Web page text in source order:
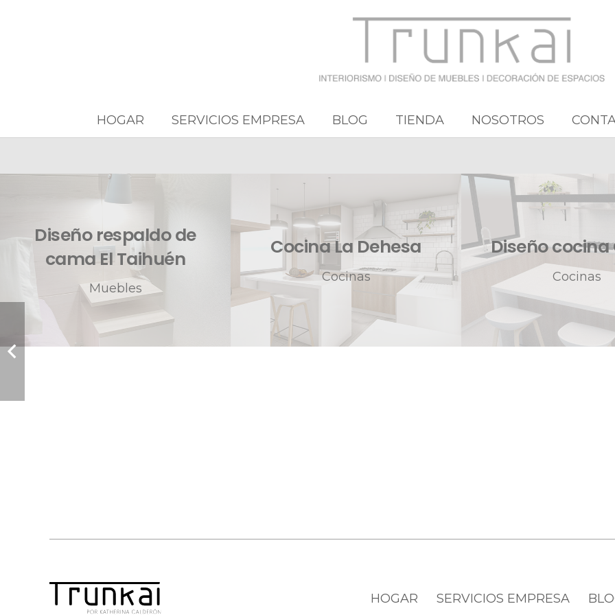
HOGAR SERVICIOS EMPRESA BLOG TIENDA NOSOTROS
Diseño respaldo de
cama El Taihuén
Muebles
Cocina La Dehesa
Cocinas
Diseño cocina
Cocinas
HOGAR SERVICIOS EMPRESA